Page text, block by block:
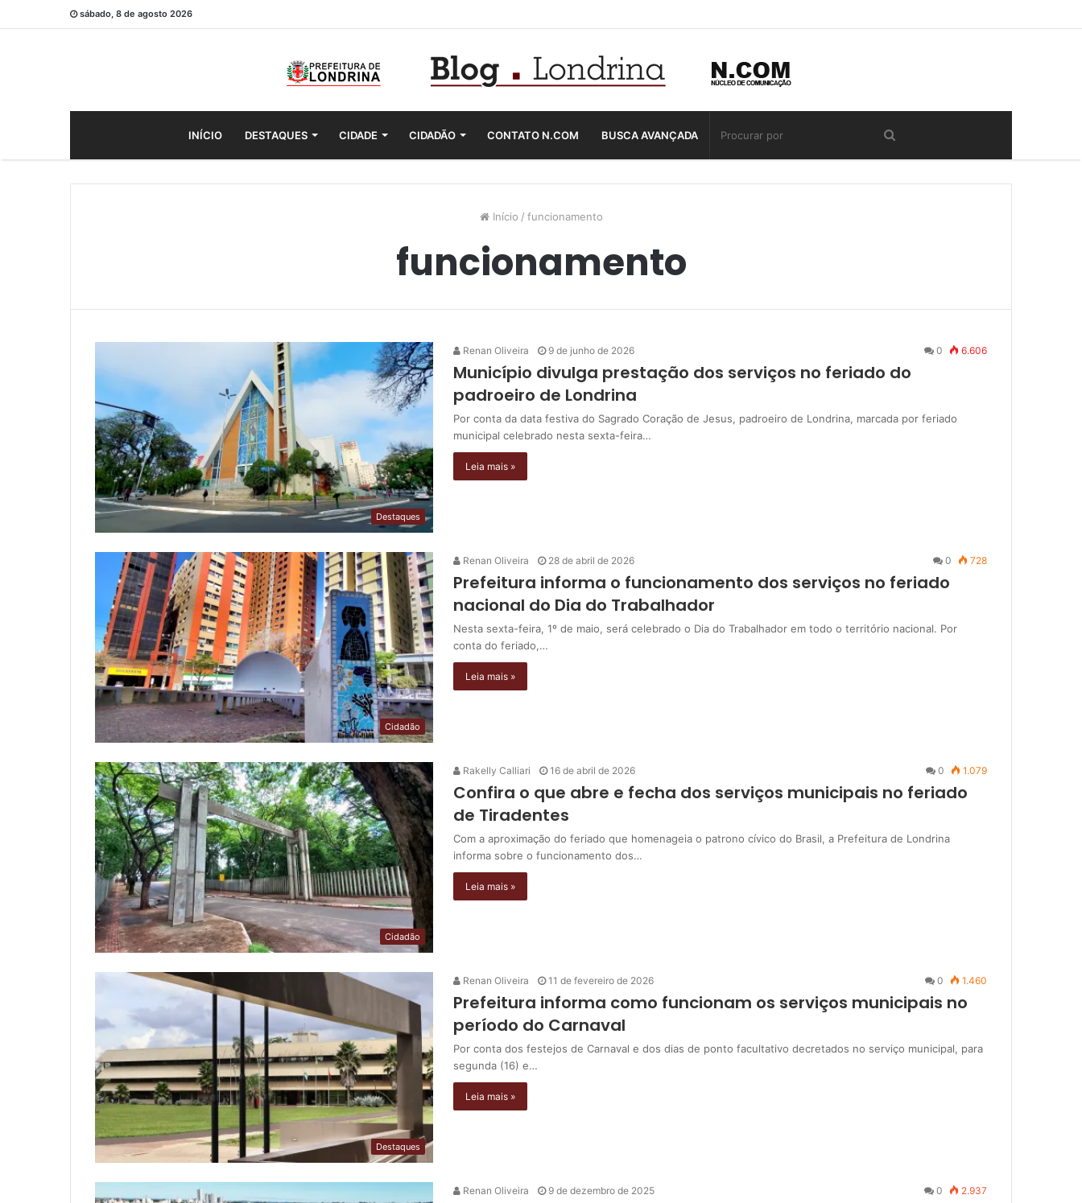
sábado, 8 de agosto 2026
INÍCIO DESTAQUES CIDADE CIDADÃO CONTATO N.COM BUSCA AVANÇADA
Início / funcionamento
funcionamento
Destaques
Renan Oliveira 9 de junho de 2026 0 6.606
Município divulga prestação dos serviços no feriado do
padroeiro de Londrina
Por conta da data festiva do Sagrado Coração de Jesus, padroeiro de Londrina, marcada por feriado
municipal celebrado nesta sexta-feira…
Leia mais »
Cidadão
Renan Oliveira 28 de abril de 2026 0 728
Prefeitura informa o funcionamento dos serviços no feriado
nacional do Dia do Trabalhador
Nesta sexta-feira, 1º de maio, será celebrado o Dia do Trabalhador em todo o território nacional. Por
conta do feriado,…
Leia mais »
Cidadão
Rakelly Calliari 16 de abril de 2026 0 1.079
Confira o que abre e fecha dos serviços municipais no feriado
de Tiradentes
Com a aproximação do feriado que homenageia o patrono cívico do Brasil, a Prefeitura de Londrina
informa sobre o funcionamento dos…
Leia mais »
Destaques
Renan Oliveira 11 de fevereiro de 2026 0 1.460
Prefeitura informa como funcionam os serviços municipais no
período do Carnaval
Por conta dos festejos de Carnaval e dos dias de ponto facultativo decretados no serviço municipal, para
segunda (16) e…
Leia mais »
Renan Oliveira 9 de dezembro de 2025 0 2.937